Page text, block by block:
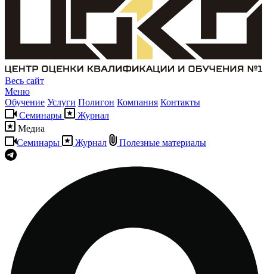
Весь сайт
Меню
Обучение Услуги Полигон Компания Контакты
Семинары
Журнал
Медиа
Семинары
Журнал Полезные материалы